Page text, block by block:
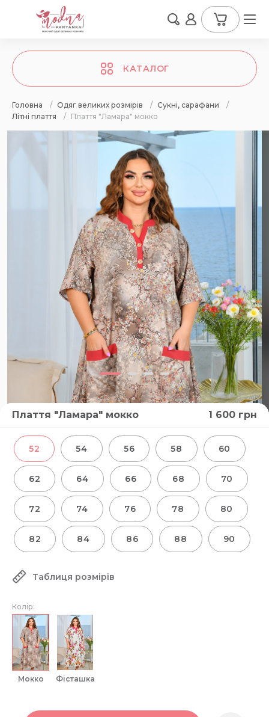
КАТАЛОГ
Головна / Одяг великих розмірів / Сукні, сарафани
/
Літні плаття
/ Плаття "Ламара" мокко
Плаття "Ламара" мокко 1 600 грн
52 54 56 58 60
62 64 66 68 70
72 74 76 78 80
82 84 86 88 90
Таблиця розмірів
Колір:
мокко фісташка